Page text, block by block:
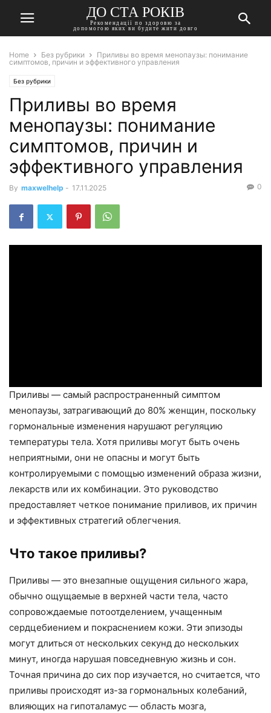
ДО СТА РОКІВ
Рекомендації по здоровю за
допомогою яких ви будите жити довго
Home Без рубрики
Приливы во время менопаузы: понимание
симптомов, причин и эффективного управления
Без рубрики
Приливы во время
менопаузы: понимание
симптомов, причин и
эффективного управления
By maxwelhelp - 17.11.2025 0
Приливы — самый распространенный симптом
менопаузы, затрагивающий до 80% женщин, поскольку
гормональные изменения нарушают регуляцию
температуры тела. Хотя приливы могут быть очень
неприятными, они не опасны и могут быть
контролируемыми с помощью изменений образа жизни,
лекарств или их комбинации. Это руководство
предоставляет четкое понимание приливов, их причин
и эффективных стратегий облегчения.
Что такое приливы?
Приливы — это внезапные ощущения сильного жара,
обычно ощущаемые в верхней части тела, часто
сопровождаемые потоотделением, учащенным
сердцебиением и покраснением кожи. Эти эпизоды
могут длиться от нескольких секунд до нескольких
минут, иногда нарушая повседневную жизнь и сон.
Точная причина до сих пор изучается, но считается, что
приливы происходят из-за гормональных колебаний,
влияющих на гипоталамус — область мозга,